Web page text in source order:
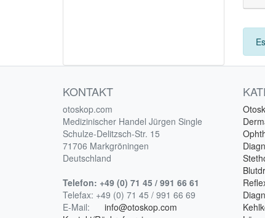
KONTAKT
otoskop.com
Medizinischer Handel Jürgen Single
Schulze-Delitzsch-Str. 15
71706 Markgröningen
Deutschland
Telefon: +49 (0) 71 45 / 991 66 61
Telefax: +49 (0) 71 45 / 991 66 69
E-Mail:
info@otoskop.com